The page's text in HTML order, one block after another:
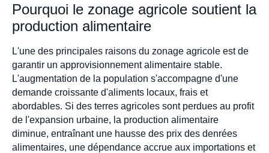
Pourquoi le zonage agricole soutient la
production alimentaire
L'une des principales raisons du zonage agricole est de
garantir un approvisionnement alimentaire stable.
L'augmentation de la population s'accompagne d'une
demande croissante d'aliments locaux, frais et
abordables. Si des terres agricoles sont perdues au profit
de l'expansion urbaine, la production alimentaire
diminue, entraînant une hausse des prix des denrées
alimentaires, une dépendance accrue aux importations et